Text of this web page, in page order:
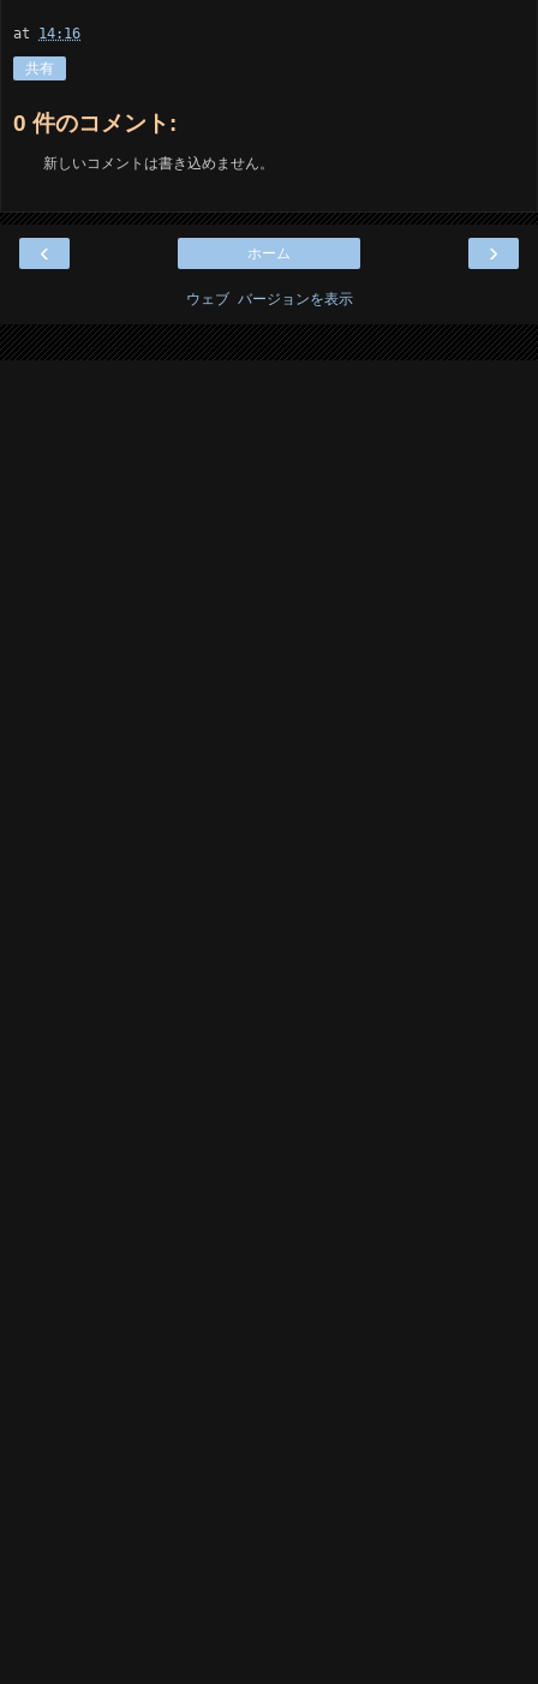
at 14:16
共有
0 件のコメント:
新しいコメントは書き込めません。
‹ ›
ホーム
ウェブ バージョンを表示